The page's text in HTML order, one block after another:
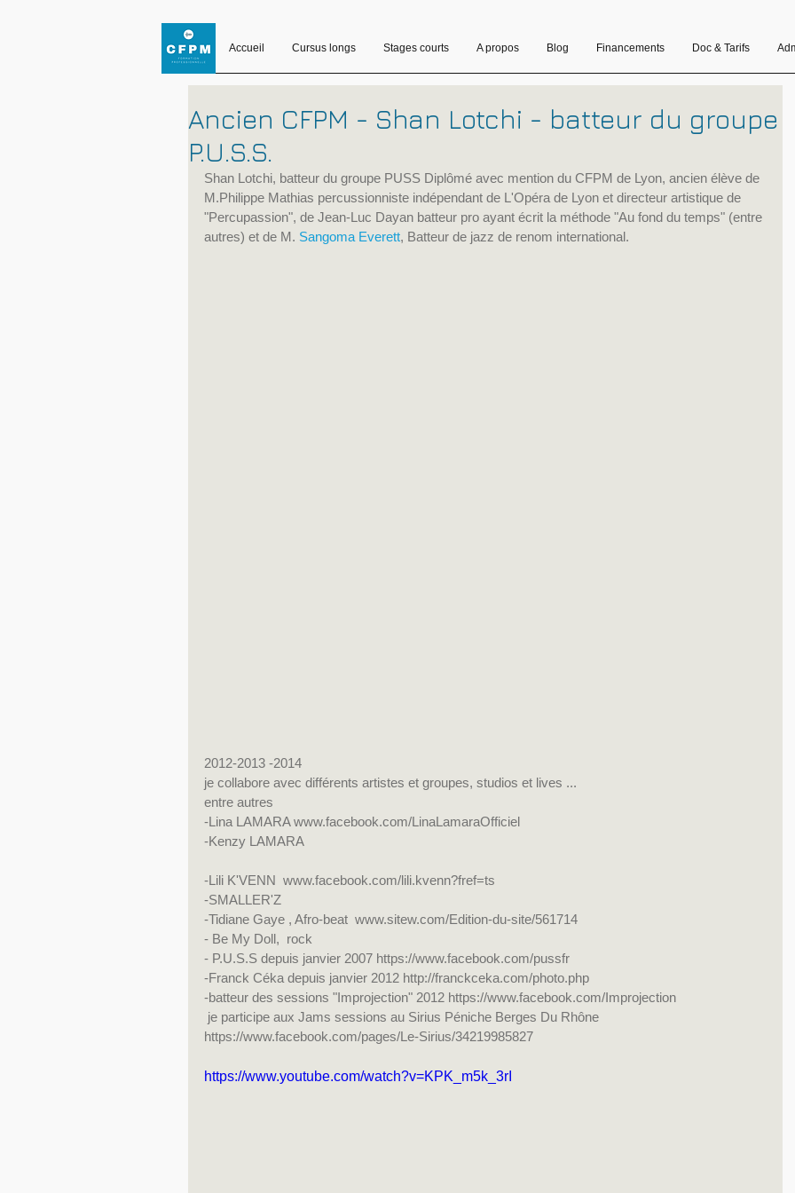
Accueil Cursus longs Stages courts A propos Blog Financements Doc & Tarifs
Ancien CFPM - Shan Lotchi - batteur du groupe
P.U.S.S.
Shan Lotchi, batteur du groupe PUSS Diplômé avec mention du CFPM de Lyon, ancien élève de
M.Philippe Mathias percussionniste indépendant de L'Opéra de Lyon et directeur artistique de
"Percupassion", de Jean-Luc Dayan batteur pro ayant écrit la méthode "Au fond du temps" (entre
autres) et de M. Sangoma Everett, Batteur de jazz de renom international.
2012-2013 -2014
je collabore avec différents artistes et groupes, studios et lives ...
entre autres
-Lina LAMARA www.facebook.com/LinaLamaraOfficiel
-Kenzy LAMARA
-Lili K'VENN  www.facebook.com/lili.kvenn?fref=ts
-SMALLER'Z
-Tidiane Gaye , Afro-beat  www.sitew.com/Edition-du-site/561714
- Be My Doll,  rock
- P.U.S.S depuis janvier 2007 https://www.facebook.com/pussfr
-Franck Céka depuis janvier 2012 http://franckceka.com/photo.php
-batteur des sessions "Improjection" 2012 https://www.facebook.com/Improjection
je participe aux Jams sessions au Sirius Péniche Berges Du Rhône
https://www.facebook.com/pages/Le-Sirius/34219985827
https://www.youtube.com/watch?v=KPK_m5k_3rI